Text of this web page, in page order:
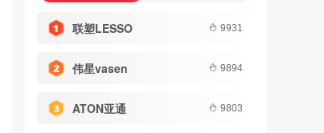
联塑LESSO 9931
伟星vasen 9894
ATON亚通 9803